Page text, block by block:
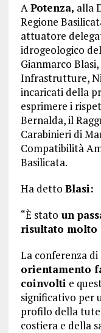
APotenza, alla
Regione
attuatore
idrogeologico
Gianmarco
Infrastrutture,
incaricati della
esprimere i
Bernalda, il
Carabinieri di
Compatibilità
Basilicata.
Ha detto Blasi:
“È stato un
risultato
La conferenza di
orientamento
coinvolti e
significativo per
profilo della
costiera e della